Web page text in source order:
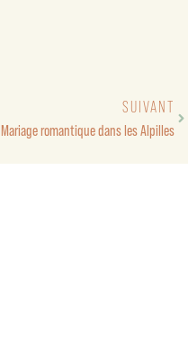
SUIVANT
Mariage romantique dans les Alpilles